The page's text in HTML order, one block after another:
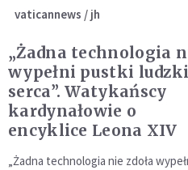
vaticannews / jh
„Żadna technologia
wypełni pustki
serca”. Watykańscy
kardynałowie o
encyklice Leona XIV
„Żadna technologia nie zdoła